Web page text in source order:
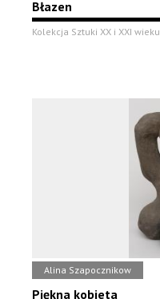
Błazen
Kolekcja Sztuki XX i XXI wieku
Alina Szapocznikow
Piękna kobieta